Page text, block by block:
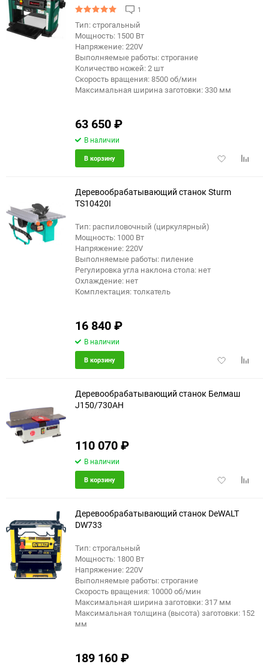
еще 2 фото
1
Тип: строгальный
Мощность: 1500 Вт
Напряжение: 220V
Выполняемые работы: строгание
Количество ножей: 2 шт
Скорость вращения: 8500 об/мин
Максимальная ширина заготовки: 330 мм
63 650₽
В наличии
Добавить
В корзину
Деревообрабатывающий станок Sturm
TS10420I
Тип: распиловочный (циркулярный)
Мощность: 1000 Вт
Напряжение: 220V
Выполняемые работы: пиление
Регулировка угла наклона стола: нет
Охлаждение: нет
Комплектация: толкатель
16 840₽
В наличии
Добавить
В корзину
еще 5 фото
Деревообрабатывающий станок Белмаш
J150/730AH
110 070₽
В наличии
Добавить
В корзину
Деревообрабатывающий станок DeWALT
DW733
Тип: строгальный
Мощность: 1800 Вт
Напряжение: 220V
Выполняемые работы: строгание
Скорость вращения: 10000 об/мин
Максимальная ширина заготовки: 317 мм
Максимальная толщина (высота) заготовки: 152
мм
189 160₽